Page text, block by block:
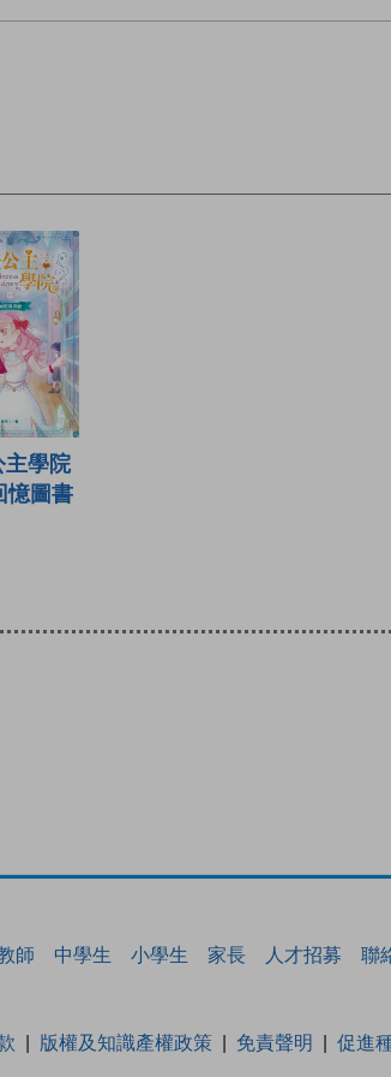
主學院
憶圖書
師 中學生 小學生 家長 人才招募 聯
版權及知識產權政策 免責聲明 促進